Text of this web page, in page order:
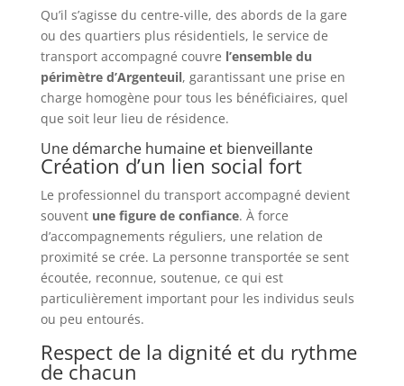
Qu’il s’agisse du centre-ville, des abords de la gare
ou des quartiers plus résidentiels, le service de
transport accompagné couvre l’ensemble du
périmètre d’Argenteuil, garantissant une prise en
charge homogène pour tous les bénéficiaires, quel
que soit leur lieu de résidence.
Une démarche humaine et bienveillante
Création d’un lien social fort
Le professionnel du transport accompagné devient
souvent une figure de confiance. À force
d’accompagnements réguliers, une relation de
proximité se crée. La personne transportée se sent
écoutée, reconnue, soutenue, ce qui est
particulièrement important pour les individus seuls
ou peu entourés.
Respect de la dignité et du rythme
de chacun